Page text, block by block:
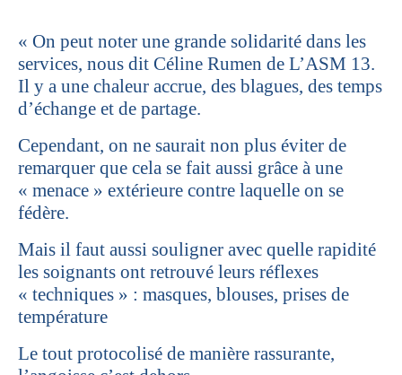
« On peut noter une grande solidarité dans les
services, nous dit Céline Rumen de L’ASM 13.
Il y a une chaleur accrue, des blagues, des temps
d’échange et de partage.
Cependant, on ne saurait non plus éviter de
remarquer que cela se fait aussi grâce à une
« menace » extérieure contre laquelle on se
fédère.
Mais il faut aussi souligner avec quelle rapidité
les soignants ont retrouvé leurs réflexes
« techniques » : masques, blouses, prises de
température
Le tout protocolisé de manière rassurante,